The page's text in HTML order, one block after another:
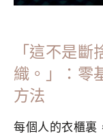
「這不是
織。」：零
方法
每個人的衣櫃裏